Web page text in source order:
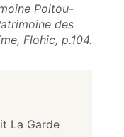
Poitou-
des
Flohic, p.104.
La Garde